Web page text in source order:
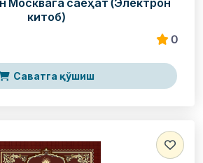
китоб)
0
Саватга қўшиш